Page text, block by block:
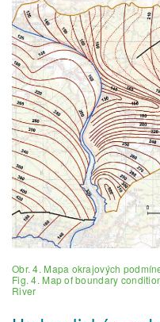
Obr. 4. Mapa okrajových
Fig. 4. Map of boundary
River